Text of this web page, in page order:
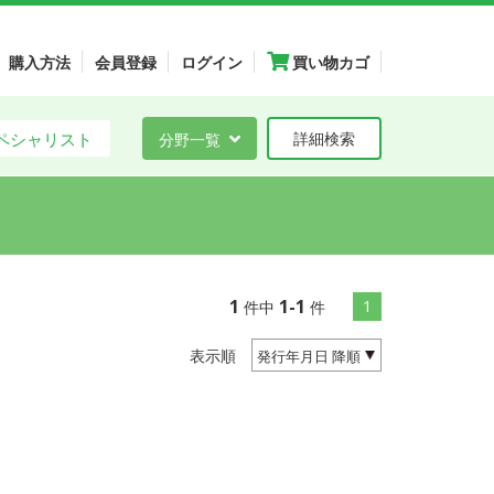
購入方法 会員登録 ログイン 買い物カゴ
シャリスト 分野一覧 詳細検索
1 件中 1-1 件 1
表示順